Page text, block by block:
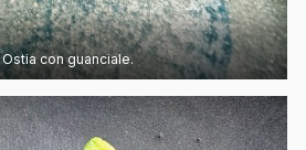
Ostia con guanciale.